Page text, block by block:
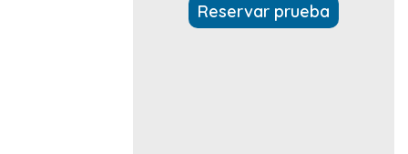
Reservar prueba